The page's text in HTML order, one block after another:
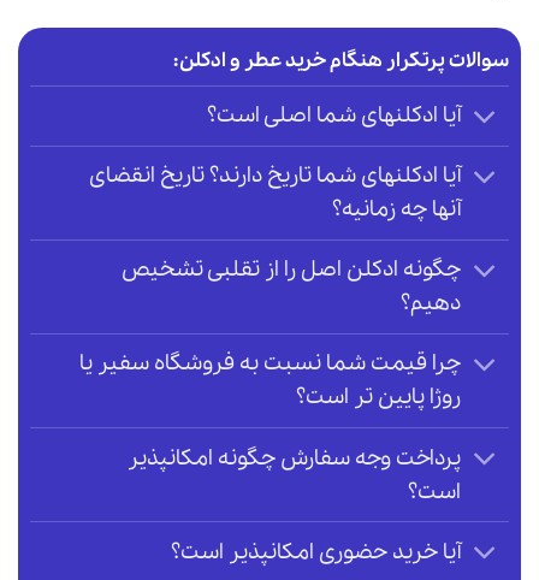
سوالات پرتکرار هنگام خرید عطر و ادکلن:
آیا ادکلنهای شما اصلی است؟
آیا ادکلنهای شما تاریخ دارند؟ تاریخ انقضای
آنها چه زمانیه؟
چگونه ادکلن اصل را از تقلبی تشخیص
دهیم؟
چرا قیمت شما نسبت به فروشگاه سفیر یا
روژا پایین تر است؟
پرداخت وجه سفارش چگونه امکانپذیر
است؟
آیا خرید حضوری امکانپذیر است؟